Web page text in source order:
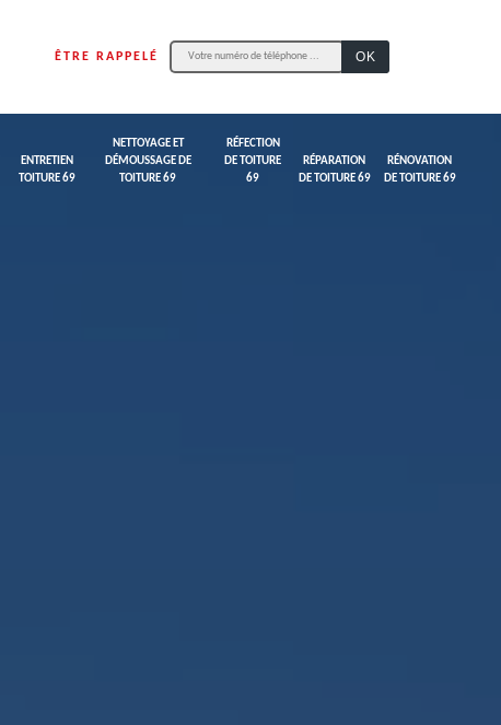
ÊTRE RAPPELÉ
ENTRETIEN
TOITURE 69
NETTOYAGE ET
DÉMOUSSAGE DE
TOITURE 69
RÉFECTION
DE TOITURE
69
RÉPARATION
DE TOITURE 69
RÉNOVATION
DE TOITURE 69